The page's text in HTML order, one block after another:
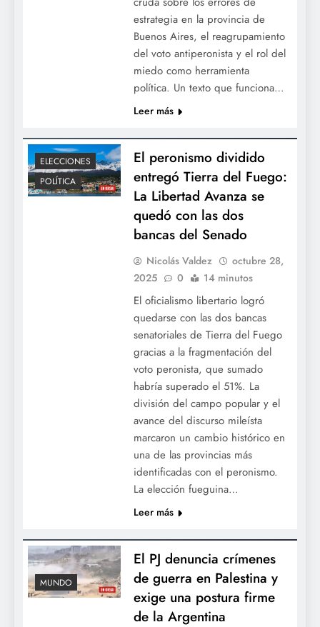
estrategia en la provincia de
Buenos Aires, el reagrupamiento
del voto antiperonista y el rol del
miedo como herramienta
política. Un texto que funciona…
Leer más
ELECCIONES
POLÍTICA
El peronismo dividido
entregó Tierra del Fuego:
La Libertad Avanza se
quedó con las dos
bancas del Senado
Nicolás Valdez
octubre 28,
2025
0 14 minutos
El oficialismo libertario logró
quedarse con las dos bancas
senatoriales de Tierra del Fuego
gracias a la fragmentación del
voto peronista, que sumado
habría superado el 51%. La
división del campo popular y el
avance del discurso mileísta
marcaron un cambio histórico en
una de las provincias más
identificadas con el peronismo.
La elección fueguina…
Leer más
MUNDO
El PJ denuncia crímenes
de guerra en Palestina y
exige una postura firme
de la Argentina